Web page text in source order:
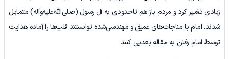
زیادی تغییر کرد و مردم باز هم تاحدودی به آل رسول (صلی‌الله‌علیه‌وآله) متمایل
شدند. امام با مناجات‌های عمیق و مهندسی‌شده توانستند قلب‌ها را آماده هدایت
توسط امام رفتن به مقاله بعدیی کنند.